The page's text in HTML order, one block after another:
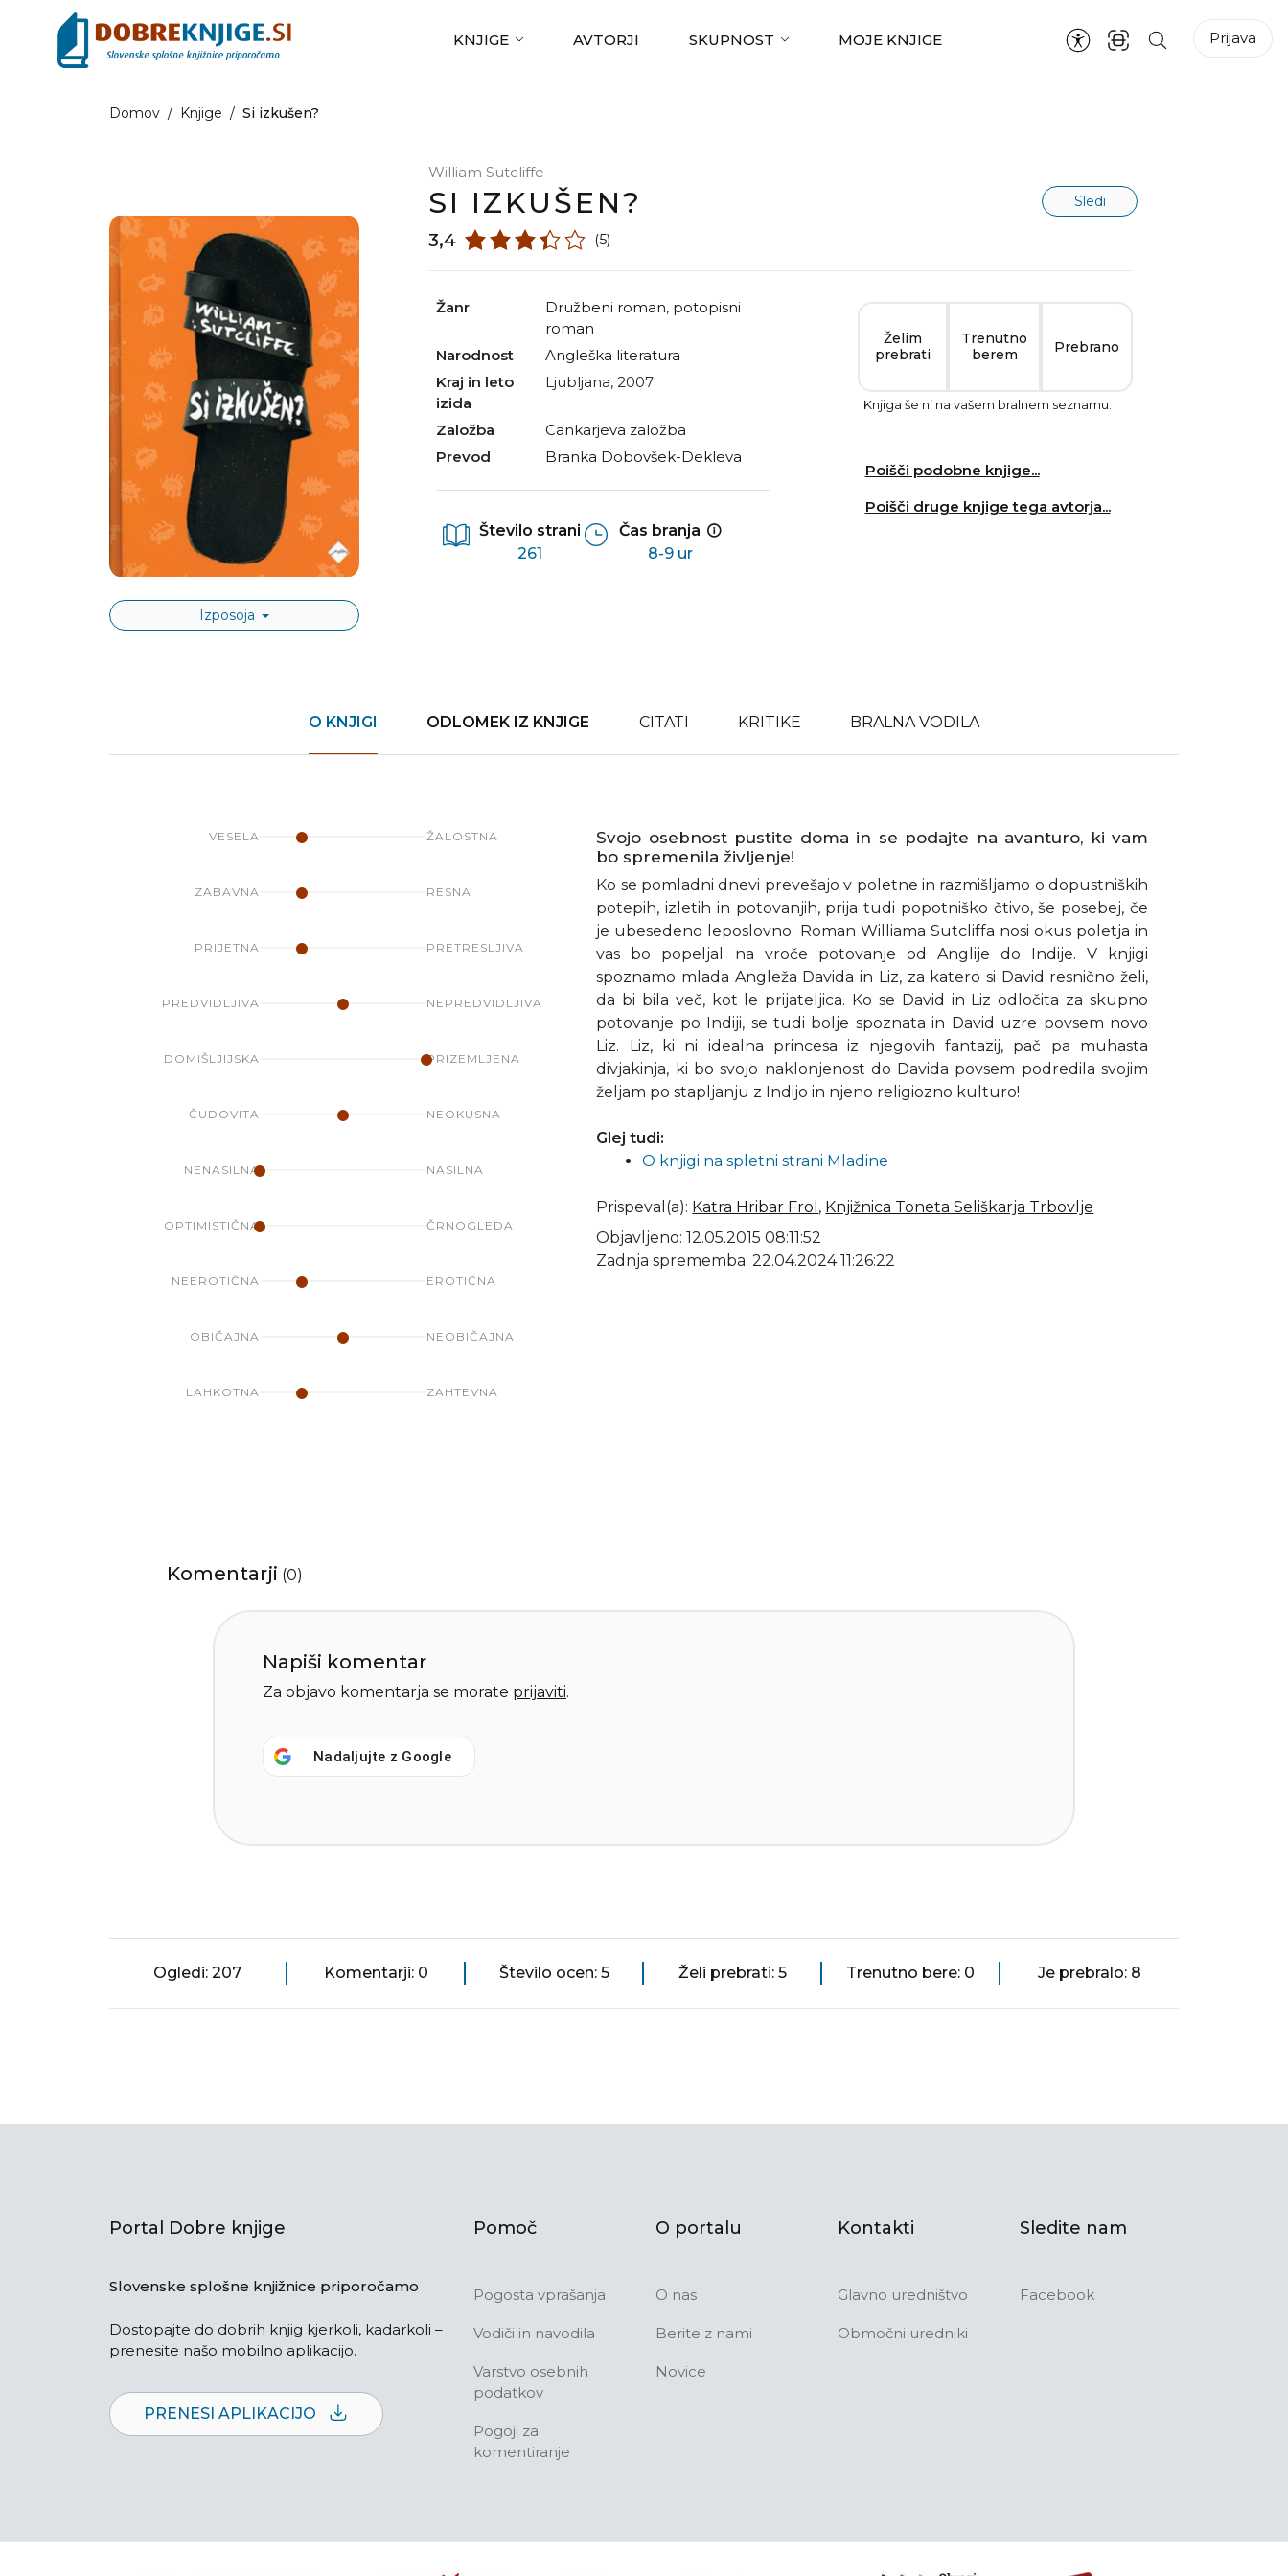
KNJIGE AVTORJI SKUPNOST MOJE KNJIGE Prijava
Domov / Knjige / Si izkušen?
Izposoja
William Sutcliffe
SI IZKUŠEN? Sledi
3,4 (5)
Žanr družbeni roman, potopisni
roman
Narodnost
angleška literatura
Kraj in leto
izida
Ljubljana, 2007
Založba
Cankarjeva založba
Prevod
Branka Dobovšek-Dekleva
Število strani
261
Čas branja
8-9 ur
Želim
prebrati
Trenutno
berem
Prebrano
Knjiga še ni na vašem bralnem seznamu.
Poišči podobne knjige...
Poišči druge knjige tega avtorja...
O KNJIGI ODLOMEK IZ KNJIGE CITATI KRITIKE BRALNA VODILA
VESELA ŽALOSTNA
ZABAVNA RESNA
PRIJETNA PRETRESLJIVA
PREDVIDLJIVA NEPREDVIDLJIVA
DOMIŠLJIJSKA PRIZEMLJENA
ČUDOVITA NEOKUSNA
NENASILNA NASILNA
OPTIMISTIČNA ČRNOGLEDA
NEEROTIČNA EROTIČNA
OBIČAJNA NEOBIČAJNA
LAHKOTNA ZAHTEVNA
Svojo osebnost pustite doma in se podajte na avanturo, ki vam
bo spremenila življenje!
Ko se pomladni dnevi prevešajo v poletne in razmišljamo o dopustniških
potepih, izletih in potovanjih, prija tudi popotniško čtivo, še posebej, če
je ubesedeno leposlovno. Roman Williama Sutcliffa nosi okus poletja in
vas bo popeljal na vroče potovanje od Anglije do Indije. V knjigi
spoznamo mlada Angleža Davida in Liz, za katero si David resnično želi,
da bi bila več, kot le prijateljica. Ko se David in Liz odločita za skupno
potovanje po Indiji, se tudi bolje spoznata in David uzre povsem novo
Liz. Liz, ki ni idealna princesa iz njegovih fantazij, pač pa muhasta
divjakinja, ki bo svojo naklonjenost do Davida povsem podredila svojim
željam po stapljanju z Indijo in njeno religiozno kulturo!
Glej tudi:
O knjigi na spletni strani Mladine
Prispeval(a): Katra Hribar Frol , Knjižnica Toneta Seliškarja Trbovlje
Objavljeno: 12.05.2015 08:11:52
Zadnja sprememba: 22.04.2024 11:26:22
Komentarji (0)
Napiši komentar
Za objavo komentarja se morate prijaviti.
Nadaljujte z Google
Ogledi: 207 Komentarji: 0 Število ocen: 5 Želi prebrati: 5 Trenutno bere: 0 Je prebralo: 8
Portal Dobre knjige
Slovenske splošne knjižnice priporočamo
Dostopajte do dobrih knjig kjerkoli, kadarkoli –
prenesite našo mobilno aplikacijo.
PRENESI APLIKACIJO
Pomoč
Pogosta vprašanja
Vodiči in navodila
Varstvo osebnih
podatkov
Pogoji za
komentiranje
O portalu
O nas
Berite z nami
Novice
Kontakti
Glavno uredništvo
Območni uredniki
Sledite nam
Facebook